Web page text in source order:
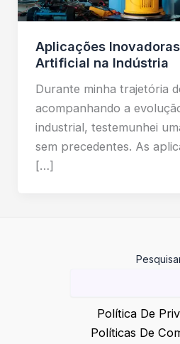
Aplicações
Artificial na Indústria
Durante minha trajetória
acompanhando a
industrial, testemunhei
sem precedentes. As
[…]
Política De
Políticas De